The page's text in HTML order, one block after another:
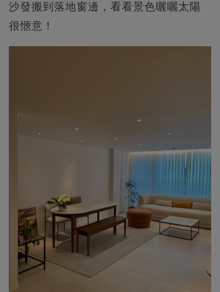
沙發搬到落地窗邊，看看景色曬曬太陽
很愜意！